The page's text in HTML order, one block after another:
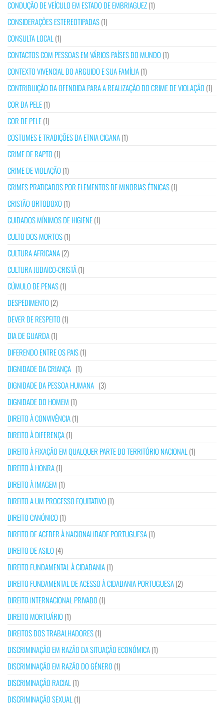
CONDUÇÃO DE VEÍCULO EM ESTADO DE EMBRIAGUEZ(1)
CONSIDERAÇÕES ESTEREOTIPADAS(1)
CONSULTA LOCAL (1)
CONTACTOS COM PESSOAS EM VÁRIOS PAÍSES DO MUNDO (1)
CONTEXTO VIVENCIAL DO ARGUIDO E SUA FAMÍLIA(1)
CONTRIBUIÇÃO DA OFENDIDA PARA A REALIZAÇÃO DO CRIME DE VIOLAÇÃO (1)
COR DA PELE(1)
COR DE PELE(1)
COSTUMES E TRADIÇÕES DA ETNIA CIGANA(1)
CRIME DE RAPTO (1)
CRIME DE VIOLAÇÃO (1)
CRIMES PRATICADOS POR ELEMENTOS DE MINORIAS ÉTNICAS(1)
CRISTÃO ORTODOXO (1)
CUIDADOS MÍNIMOS DE HIGIENE(1)
CULTO DOS MORTOS(1)
CULTURA AFRICANA(2)
CULTURA JUDAICO-CRISTÃ(1)
CÚMULO DE PENAS(1)
DESPEDIMENTO (2)
DEVER DE RESPEITO (1)
DIA DE GUARDA(1)
DIFERENDO ENTRE OS PAIS(1)
DIGNIDADE DA CRIANÇA (1)
DIGNIDADE DA PESSOA HUMANA (3)
DIGNIDADE DO HOMEM (1)
DIREITO À CONVIVÊNCIA(1)
DIREITO À DIFERENÇA(1)
DIREITO À FIXAÇÃO EM QUALQUER PARTE DO TERRITÓRIO NACIONAL (1)
DIREITO À HONRA(1)
DIREITO À IMAGEM (1)
DIREITO A UM PROCESSO EQUITATIVO (1)
DIREITO CANÓNICO (1)
DIREITO DE ACEDER À NACIONALIDADE PORTUGUESA(1)
DIREITO DE ASILO (4)
DIREITO FUNDAMENTAL À CIDADANIA(1)
DIREITO FUNDAMENTAL DE ACESSO À CIDADANIA PORTUGUESA(2)
DIREITO INTERNACIONAL PRIVADO (1)
DIREITO MORTUÁRIO (1)
DIREITOS DOS TRABALHADORES(1)
DISCRIMINAÇÃO EM RAZÃO DA SITUAÇÃO ECONÓMICA(1)
DISCRIMINAÇÃO EM RAZÃO DO GÉNERO (1)
DISCRIMINAÇÃO RACIAL (1)
DISCRIMINAÇÃO SEXUAL (1)